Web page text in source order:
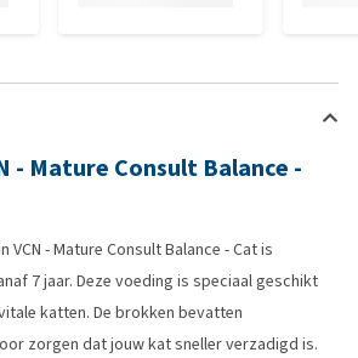
- Mature Consult Balance -
VCN - Mature Consult Balance - Cat is
7 jaar. Deze voeding is speciaal geschikt
katten. De brokken bevatten
zorgen dat jouw kat sneller verzadigd is.